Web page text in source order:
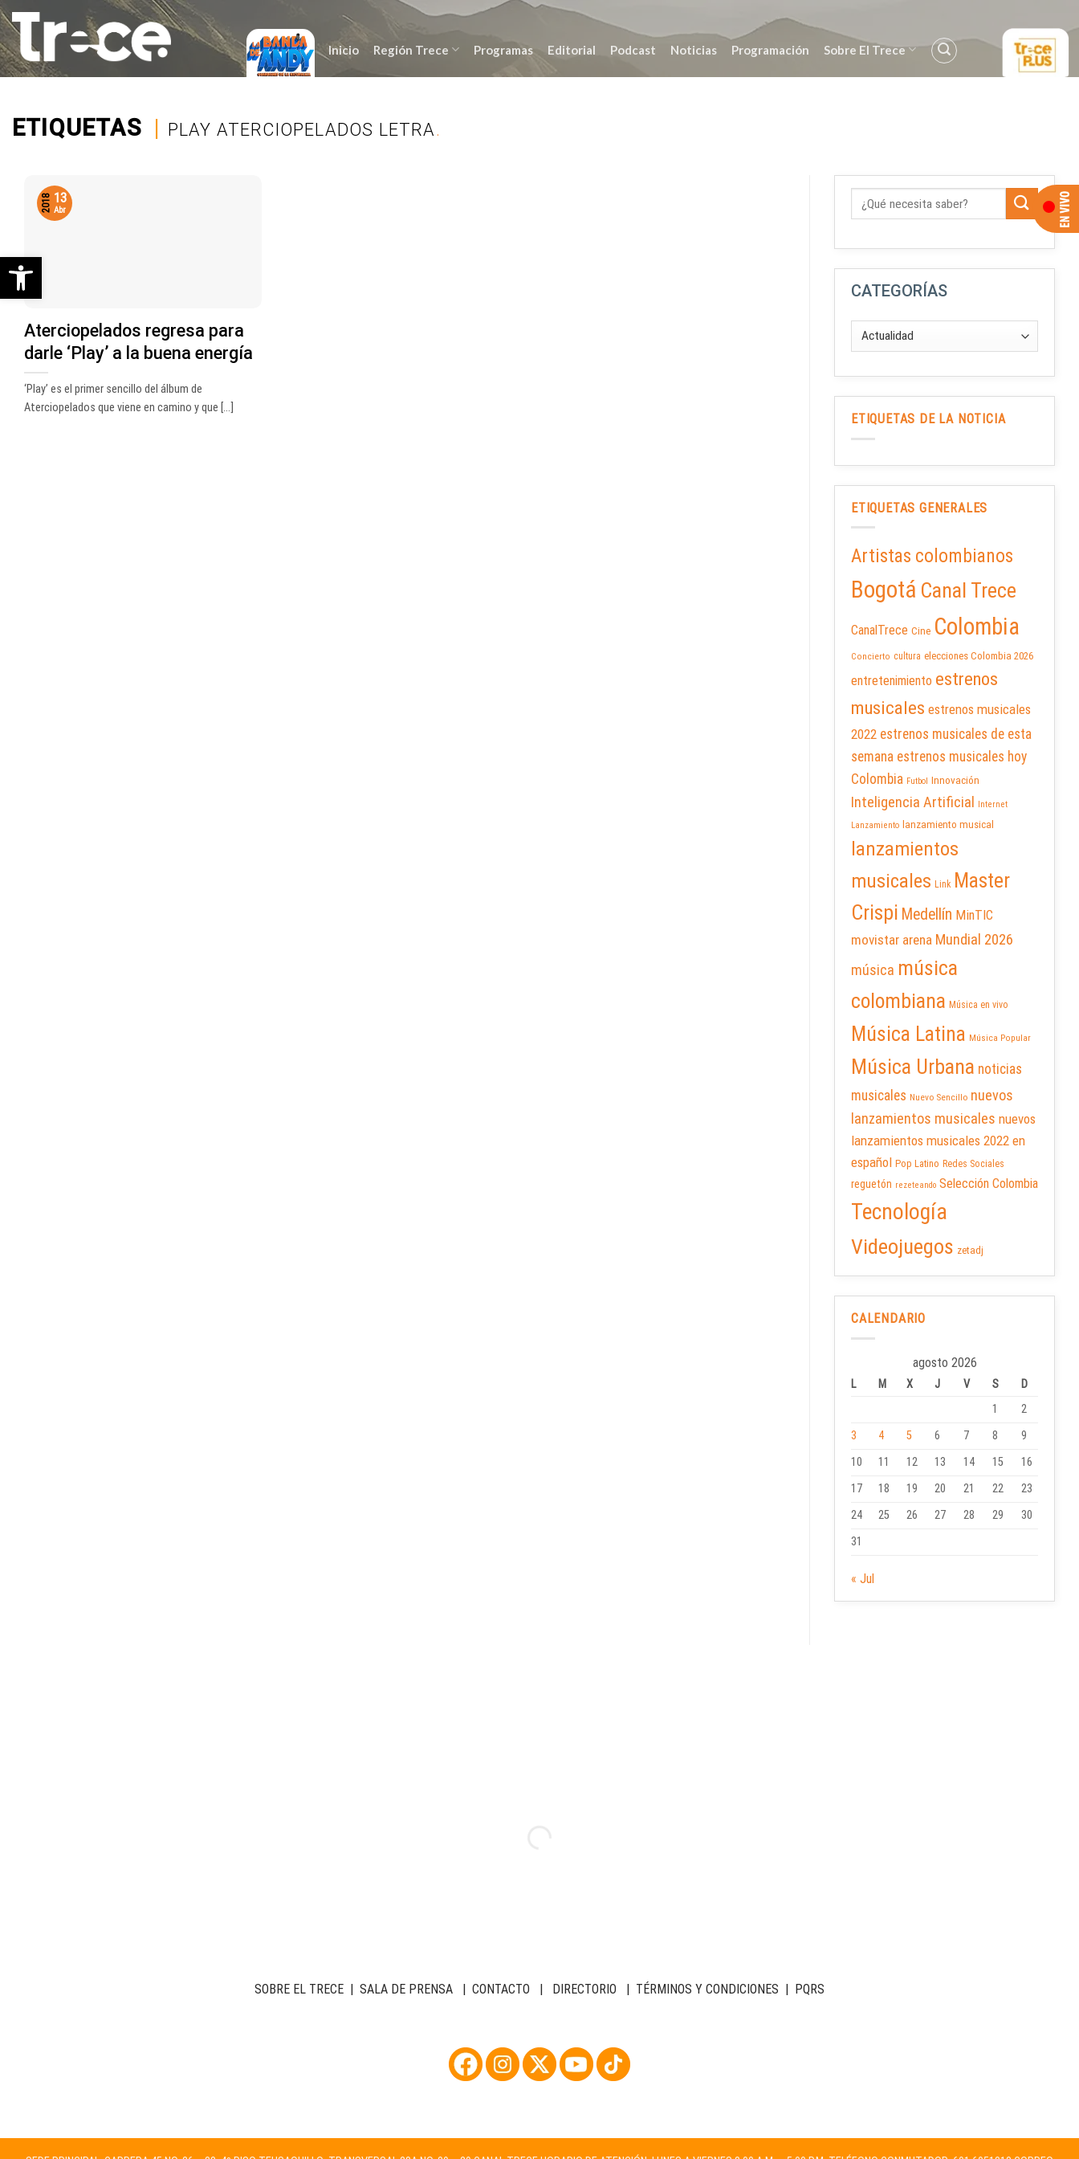
Saltar
al
contenido
Inicio Región Trece Programas Editorial Podcast Noticias Programación Sobre El Trece
ETIQUETAS | PLAY ATERCIOPELADOS LETRA.
Aterciopelados regresa para
darle ‘Play’ a la buena energía
‘Play’ es el primer sencillo del álbum de
Aterciopelados que viene en camino y que [...]
13
Abr
2018
CATEGORÍAS
ETIQUETAS DE LA NOTICIA
ETIQUETAS GENERALES
Artistas colombianos
Bogotá Canal Trece
CanalTrece Cine Colombia
Concierto cultura elecciones Colombia 2026
entretenimiento estrenos
musicales estrenos musicales
2022 estrenos musicales de esta
semana estrenos musicales hoy
Colombia Futbol Innovación
Inteligencia Artificial
Internet
Lanzamiento
lanzamiento musical
lanzamientos
musicales Link Master
Crispi Medellín MinTIC
movistar arena Mundial 2026
música música
colombiana Música en vivo
Música Latina Música Popular
Música Urbana noticias
musicales Nuevo Sencillo nuevos
lanzamientos musicales nuevos
lanzamientos musicales 2022 en
español Pop Latino Redes Sociales
reguetón rezeteando Selección Colombia
Tecnología
Videojuegos zetadj
CALENDARIO
agosto 2026
L M X J V S
D
1
2
3
4 5 6 7 8
9
10
11 12 13 14 15
16
17
18 19 20 21 22
23
24
25 26 27 28 29
30
31
« Jul
SOBRE EL TRECE | SALA DE PRENSA | CONTACTO | DIRECTORIO | TÉRMINOS Y CONDICIONES | PQRS
Abrir barra de herramientas